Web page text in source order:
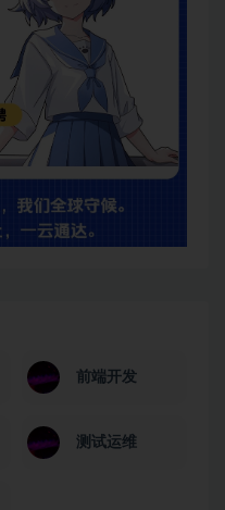
前端开发
测试运维